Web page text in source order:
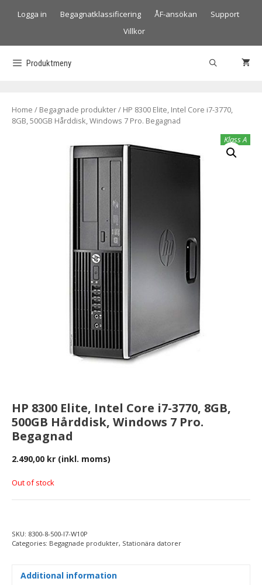
Logga in Begagnatklassificering ÅF-ansökan
Support
Villkor
Produktmeny
Home / Begagnade produkter/ HP 8300 Elite, Intel Core i7-3770,
8GB, 500GB Hårddisk, Windows 7 Pro. Begagnad
HP 8300 Elite, Intel Core i7-3770, 8GB,
500GB Hårddisk, Windows 7 Pro.
Begagnad
2.490,00 kr (inkl. moms)
Out of stock
SKU: 8300-8-500-I7-W10P
Categories: Begagnade produkter, Stationära datorer
Klass A
Additional information